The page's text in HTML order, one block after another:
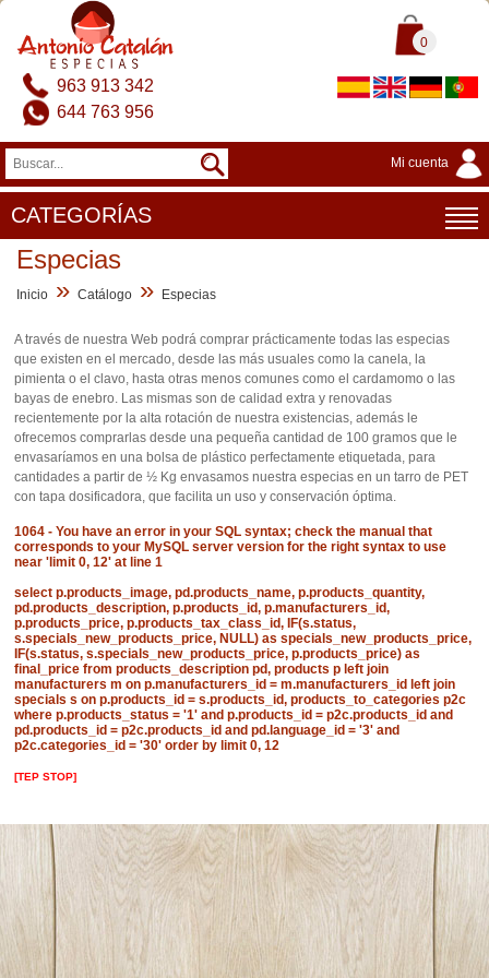
0
963 913 342
644 763 956
Mi cuenta
CATEGORÍAS
Especias
Inicio » Catálogo » Especias
A través de nuestra Web podrá comprar prácticamente todas las especias
que existen en el mercado, desde las más usuales como la canela, la
pimienta o el clavo, hasta otras menos comunes como el cardamomo o las
bayas de enebro. Las mismas son de calidad extra y renovadas
recientemente por la alta rotación de nuestra existencias, además le
ofrecemos comprarlas desde una pequeña cantidad de 100 gramos que le
envasaríamos en una bolsa de plástico perfectamente etiquetada, para
cantidades a partir de ½ Kg envasamos nuestra especias en un tarro de PET
con tapa dosificadora, que facilita un uso y conservación óptima.
1064 - You have an error in your SQL syntax; check the manual that
corresponds to your MySQL server version for the right syntax to use
near 'limit 0, 12' at line 1
select p.products_image, pd.products_name, p.products_quantity,
pd.products_description, p.products_id, p.manufacturers_id,
p.products_price, p.products_tax_class_id, IF(s.status,
s.specials_new_products_price, NULL) as specials_new_products_price,
IF(s.status, s.specials_new_products_price, p.products_price) as
final_price from products_description pd, products p left join
manufacturers m on p.manufacturers_id = m.manufacturers_id left join
specials s on p.products_id = s.products_id, products_to_categories p2c
where p.products_status = '1' and p.products_id = p2c.products_id and
pd.products_id = p2c.products_id and pd.language_id = '3' and
p2c.categories_id = '30' order by limit 0, 12
[TEP STOP]